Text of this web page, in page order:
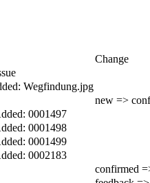
Change
Wegfindung.jpg
new =>
0001497
0001498
0001499
0002183
confirmed